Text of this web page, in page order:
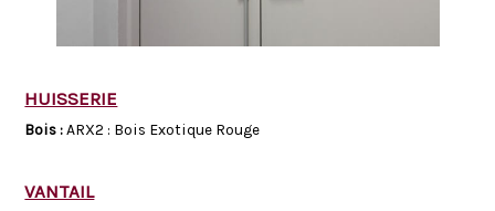
HUISSERIE
Bois :ARX2 : Bois Exotique Rouge
VANTAIL